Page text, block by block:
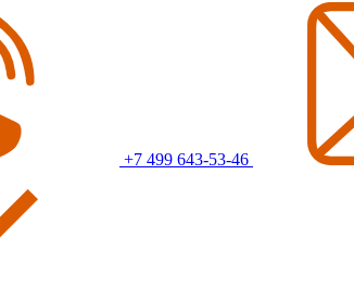
+7 499 643-53-46